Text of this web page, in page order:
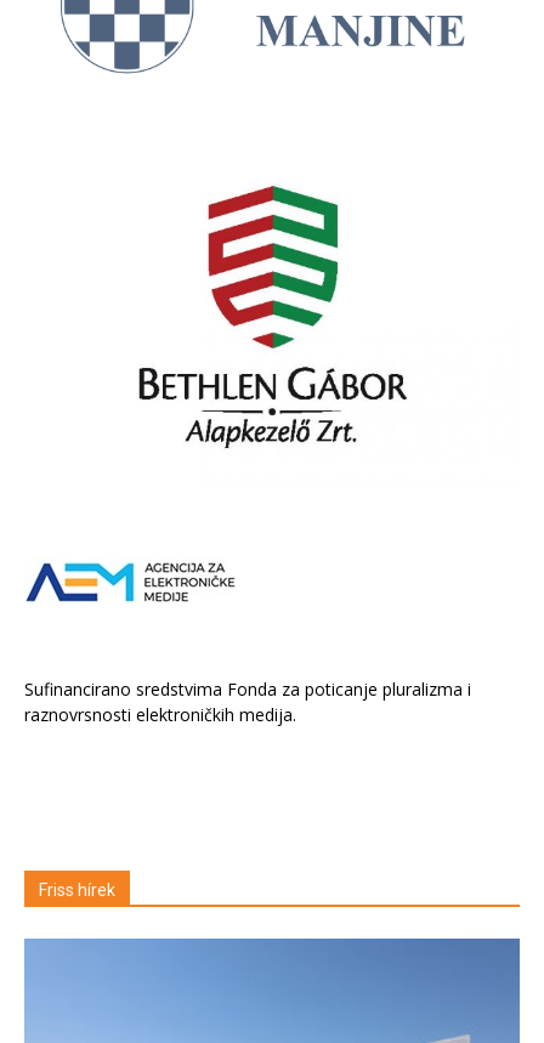
Sufinancirano sredstvima Fonda za poticanje pluralizma i
raznovrsnosti elektroničkih medija.
Friss hírek